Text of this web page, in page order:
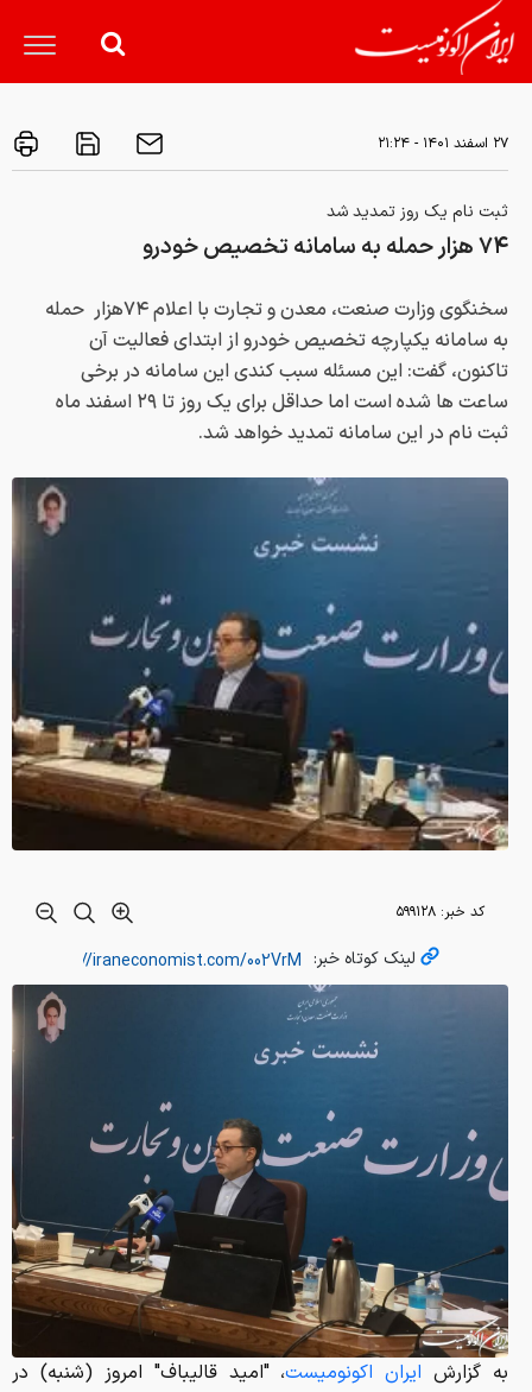
۲۷ اسفند ۱۴۰۱ - ۲۱:۲۴
ثبت نام یک روز تمدید شد
۷۴ هزار حمله به سامانه تخصیص خودرو
سخنگوی وزارت صنعت، معدن و تجارت با اعلام ۷۴هزار حمله
به سامانه یکپارچه تخصیص خودرو از ابتدای فعالیت آن
تاکنون، گفت: این مسئله سبب کندی این سامانه در برخی
ساعت ها شده است اما حداقل برای یک روز تا ۲۹ اسفند ماه
ثبت نام در این سامانه تمدید خواهد شد.
کد خبر: ۵۹۹۱۲۸
لینک کوتاه خبر:
به گزارش ایران اکونومیست، "امید قالیباف" امروز (شنبه) در